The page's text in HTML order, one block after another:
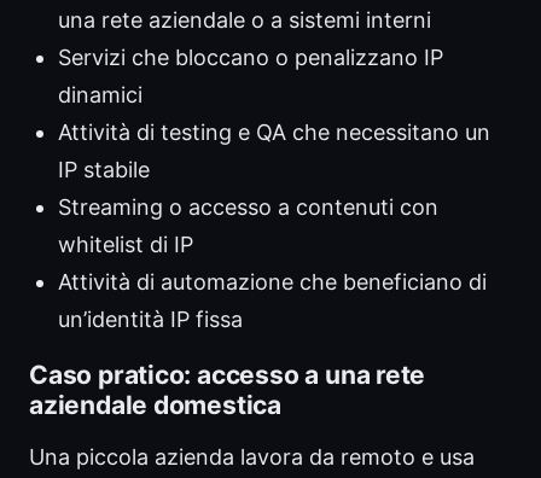
una rete aziendale o a sistemi interni
Servizi che bloccano o penalizzano IP
dinamici
Attività di testing e QA che necessitano un
IP stabile
Streaming o accesso a contenuti con
whitelist di IP
Attività di automazione che beneficiano di
un’identità IP fissa
Caso pratico: accesso a una rete
aziendale domestica
Una piccola azienda lavora da remoto e usa